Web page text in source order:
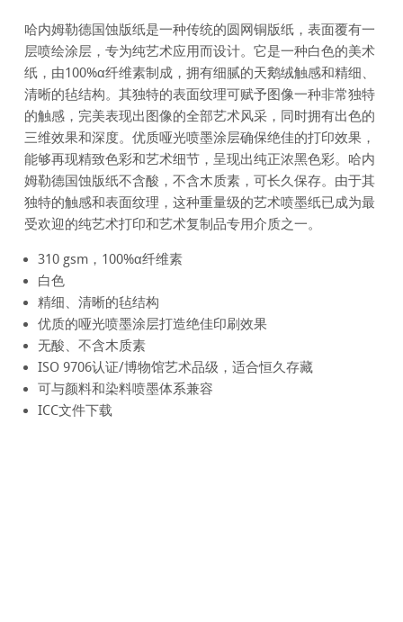
哈内姆勒德国蚀版纸是一种传统的圆网铜版纸，表面覆有一
层喷绘涂层，专为纯艺术应用而设计。它是一种白色的美术
纸，由100%α纤维素制成，拥有细腻的天鹅绒触感和精细、
清晰的毡结构。其独特的表面纹理可赋予图像一种非常独特
的触感，完美表现出图像的全部艺术风采，同时拥有出色的
三维效果和深度。优质哑光喷墨涂层确保绝佳的打印效果，
能够再现精致色彩和艺术细节，呈现出纯正浓黑色彩。哈内
姆勒德国蚀版纸不含酸，不含木质素，可长久保存。由于其
独特的触感和表面纹理，这种重量级的艺术喷墨纸已成为最
受欢迎的纯艺术打印和艺术复制品专用介质之一。
310 gsm，100%α纤维素
白色
精细、清晰的毡结构
优质的哑光喷墨涂层打造绝佳印刷效果
无酸、不含木质素
ISO 9706认证/博物馆艺术品级，适合恒久存藏
可与颜料和染料喷墨体系兼容
ICC文件下载